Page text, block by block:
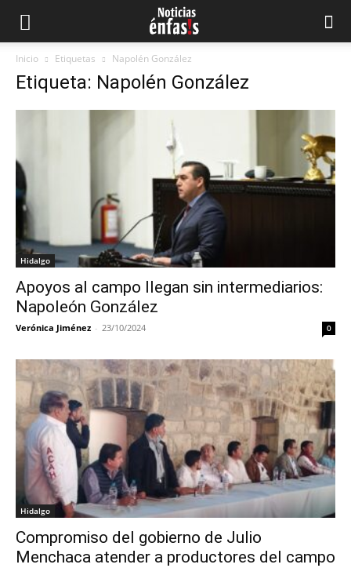
Inicio Etiquetas Napolén González
Etiqueta: Napolén González
Hidalgo
Apoyos al campo llegan sin intermediarios:
Napoleón González
Verónica Jiménez - 23/10/2024 0
Hidalgo
Compromiso del gobierno de Julio
Menchaca atender a productores del campo